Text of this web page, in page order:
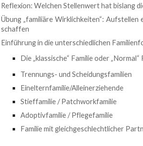
Reflexion: Welchen Stellenwert hat bislang
Übung „familiäre Wirklichkeiten“:
schaffen
Einführung in die unterschiedlichen
Die „klassische“ Familie oder „Normal“
Trennungs- und Scheidungsfamilien
Einelternfamilie/Alleinerziehende
Stieffamilie / Patchworkfamilie
Adoptivfamilie / Pflegefamilie
Familie mit gleichgeschlechtlicher